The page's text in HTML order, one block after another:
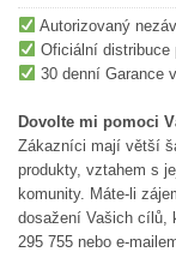
Autorizovaný
Oficiální distribuce
30 denní Garance
Dovolte mi pomoci
Zákazníci mají větší
produkty, vztahem s
komunity. Máte-li
dosažení Vašich cílů,
295 755 nebo e-